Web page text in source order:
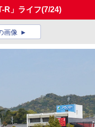
R」ライフ(7/24)
画像